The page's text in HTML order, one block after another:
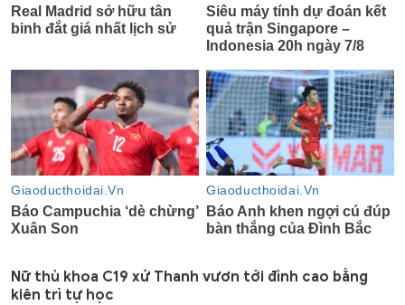
Nữ thủ khoa C19 xứ Thanh vươn tới đỉnh cao bằng
kiên trì tự học